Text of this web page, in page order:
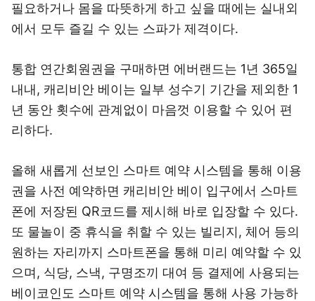
필요하거나 몸을 따뜻하게 하고 싶을 때에는 실내외
에서 모두 즐길 수 있는 스파가 제격이다.
통합 연간회원권을 구매하면 에버랜드는 1년 365일
내내, 캐리비안 베이는 일부 성수기 기간을 제외한 1
년 동안 횟수에 관계없이 마음껏 이용할 수 있어 편
리하다.
올해 새롭게 선보인 스마트 예약 시스템을 통해 이용
권을 사전 예약하면 캐리비안 베이 입구에서 스마트
폰에 저장된 QR코드를 제시해 바로 입장할 수 있다.
또 물놀이 중 휴식을 취할 수 있는 빌리지, 체어 등의
원하는 자리까지 스마트폰을 통해 미리 예약할 수 있
으며, 식당, 스낵, 구명조끼 대여 등 결제에 사용되는
베이코인도 스마트 예약 시스템을 통해 사용 가능하